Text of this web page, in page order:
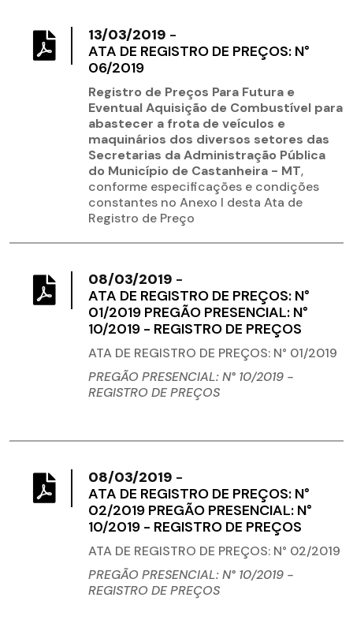
13/03/2019 -
ATA DE REGISTRO DE PREÇOS: N°
06/2019
Registro de Preços Para Futura e
Eventual Aquisição de Combustível para
abastecer a frota de veículos e
maquinários dos diversos setores das
Secretarias da Administração Pública
do Município de Castanheira - MT,
conforme especificações e condições
constantes no Anexo I desta Ata de
Registro de Preço
08/03/2019 -
ATA DE REGISTRO DE PREÇOS: N°
01/2019 PREGÃO PRESENCIAL: N°
10/2019 - REGISTRO DE PREÇOS
ATA DE REGISTRO DE PREÇOS: N° 01/2019
PREGÃO PRESENCIAL: N° 10/2019 -
REGISTRO DE PREÇOS
08/03/2019 -
ATA DE REGISTRO DE PREÇOS: N°
02/2019 PREGÃO PRESENCIAL: N°
10/2019 - REGISTRO DE PREÇOS
ATA DE REGISTRO DE PREÇOS: N° 02/2019
PREGÃO PRESENCIAL: N° 10/2019 -
REGISTRO DE PREÇOS